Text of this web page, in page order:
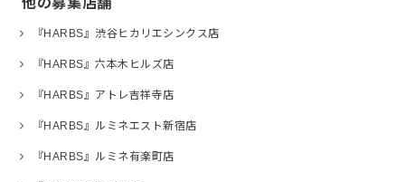
他の募集店舗
『HARBS』渋谷ヒカリエシンクス店
『HARBS』六本木ヒルズ店
『HARBS』アトレ吉祥寺店
『HARBS』ルミネエスト新宿店
『HARBS』ルミネ有楽町店